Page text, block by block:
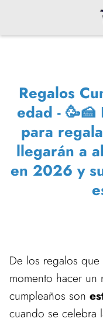
Regalos
edad -
para
llegarán a
en 2026 y
De los regalos que
momento hacer
cumpleaños son
cuando se celebra